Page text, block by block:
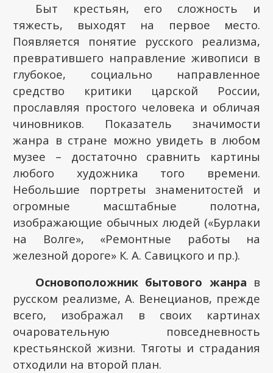
Быт крестьян, его сложность и
тяжесть, выходят на первое место.
Появляется понятие русского реализма,
превратившего направление живописи в
глубокое, социально направленное
средство критики царской России,
прославляя простого человека и обличая
чиновников. Показатель значимости
жанра в стране можно увидеть в любом
музее – достаточно сравнить картины
любого художника того времени.
Небольшие портреты знаменитостей и
огромные масштабные полотна,
изображающие обычных людей («Бурлаки
на Волге», «Ремонтные работы на
железной дороге» К. А. Савицкого и пр.).
Основоположник бытового жанра в
русском реализме, А. Венецианов, прежде
всего, изображал в своих картинах
очаровательную повседневность
крестьянской жизни. Тяготы и страдания
отходили на второй план.